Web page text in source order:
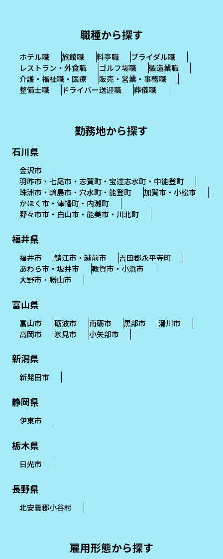
職種から探す
ホテル職 旅館職 料亭職
ブライダル職
レストラン・外食職
ゴルフ場職
製造業職
介護・福祉職・医療
販売・営業・事務職
整備士職
ドライバー送迎職 葬儀職
勤務地から探す
石川県
金沢市
羽昨市・七尾市・志賀町・宝達志水町・中能登町
珠洲市・輪島市・穴水町・能登町
加賀市・小松市
かほく市・津幡町・内灘町
野々市市・白山市・能美市・川北町
福井県
福井市 鯖江市・越前市
吉田郡永平寺町
あわら市・坂井市
敦賀市・小浜市
大野市・勝山市
富山県
富山市 砺波市 南砺市 黒部市
滑川市
高岡市
氷見市 小矢部市
新潟県
新発田市
静岡県
伊東市
栃木県
日光市
長野県
北安曇郡小谷村
雇用形態から探す